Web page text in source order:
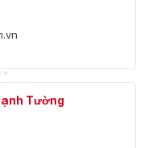
bằng trắng,
phần mềm máy khách
Tường